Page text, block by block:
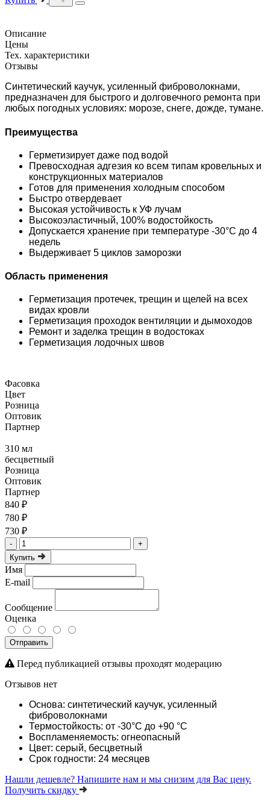
Описание
Цены
Тех. характеристики
Отзывы
Синтетический каучук, усиленный фиброволокнами,
предназначен для быстрого и долговечного ремонта при
любых погодных условиях: морозе, снеге, дожде, тумане.
Преимущества
Герметизирует даже под водой
Превосходная адгезия ко всем типам кровельных и
конструкционных материалов
Готов для применения холодным способом
Быстро отвердевает
Высокая устойчивость к УФ лучам
Высокоэластичный, 100% водостойкость
Допускается хранение при температуре -30°C до 4
недель
Выдерживает 5 циклов заморозки
Область применения
Герметизация протечек, трещин и щелей на всех
видах кровли
Герметизация проходок вентиляции и дымоходов
Ремонт и заделка трещин в водостоках
Герметизация лодочных швов
Фасовка
Цвет
Розница
Оптовик
Партнер
310 мл
бесцветный
Розница
Оптовик
Партнер
840 ₽
780 ₽
730 ₽
-
+
Купить
Имя
E-mail
Сообщение
Оценка
Отправить
Перед публикацией отзывы проходят модерацию
Отзывов нет
Основа: синтетический каучук, усиленный
фиброволокнами
Термостойкость: от -30°C до +90 °C
Воспламеняемость: огнеопасный
Цвет: серый, бесцветный
Срок годности: 24 месяцев
Нашли дешевле? Напишите нам и мы снизим для Вас цену.
Получить скидку